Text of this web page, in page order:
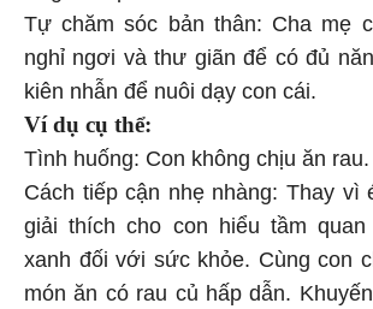
Tự chăm sóc bản thân: Cha mẹ
nghỉ ngơi và thư giãn để có đủ
kiên nhẫn để nuôi dạy con cái.
Ví dụ cụ thể:
Tình huống: Con không chịu ăn rau.
Cách tiếp cận nhẹ nhàng: Thay vì
giải thích cho con hiểu tầm
xanh đối với sức khỏe. Cùng con
món ăn có rau củ hấp dẫn.